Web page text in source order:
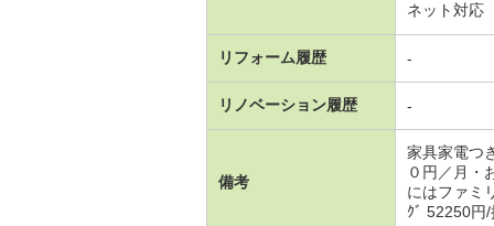
ネット対応
リフォーム履歴 -
リノベーション履歴 -
備考
家具家電つ
０円／月・
にはファミ
ｸﾞ 52250円